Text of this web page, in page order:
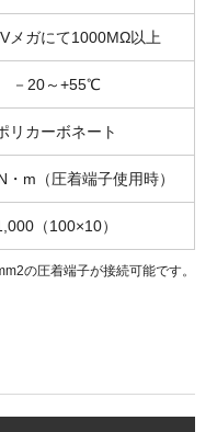
メガにて1000MΩ以上
－20～+55℃
リカーボネート
・m（圧着端子使用時）
（100×10）
の圧着端子が接続可能です。